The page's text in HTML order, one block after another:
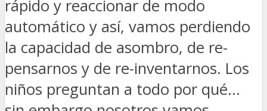
rápido y reaccionar de modo
automático y así, vamos perdiendo
la capacidad de asombro, de re-
pensarnos y de re-inventarnos. Los
niños preguntan a todo por qué…